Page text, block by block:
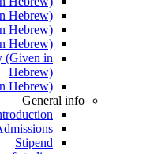
Hebrew)
Hebrew)
Hebrew)
(Given in
Hebrew)
Hebrew)
General info
Stipend